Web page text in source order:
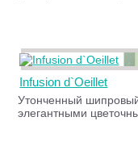
Infusion d`Oeillet
Утонченный
элегантными